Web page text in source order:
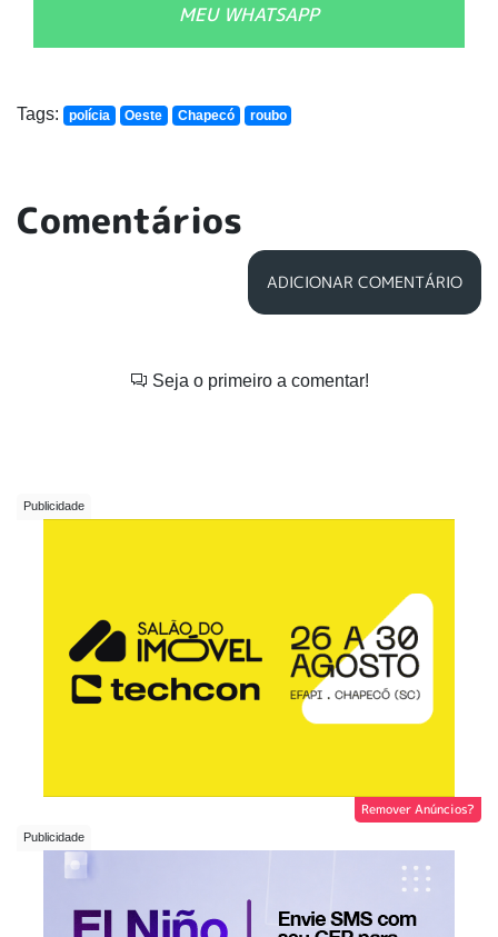
MEU WHATSAPP
Tags: polícia Oeste Chapecó roubo
Comentários
ADICIONAR COMENTÁRIO
Seja o primeiro a comentar!
Remover Anúncios?